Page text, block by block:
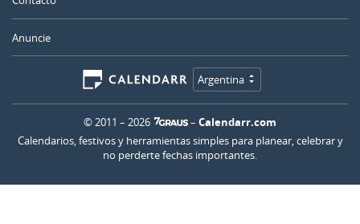
Anuncie
Argentina
© 2011 – 2026 – Calendarr.com
Calendarios, festivos y herramientas simples para planear, celebrar y
no perderte fechas importantes.